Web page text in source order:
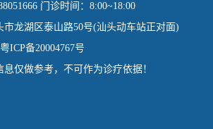
门诊时间：8:00~18:00
市龙湖区泰山路50号(汕头动车站正对面)
ICP备20004767号
息仅做参考，不可作为诊疗依据！